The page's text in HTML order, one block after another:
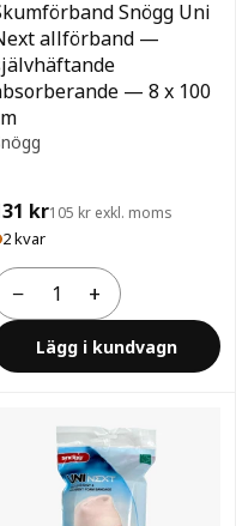
Snögg Uni
allförband —
— 8 x 100
kr105 kr exkl. moms
2 kvar
− +
Lägg i kundvagn